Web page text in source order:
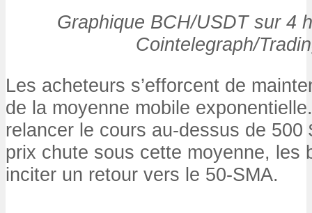
Graphique BCH/USDT sur 4
Cointelegraph/
Les acheteurs s’efforcent de
de la moyenne mobile
relancer le cours au-dessus de
prix chute sous cette moyenne, les
inciter un retour vers le 50-SMA.